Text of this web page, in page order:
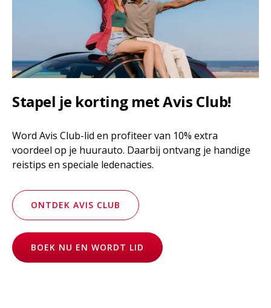
Stapel je korting met Avis Club!
Word Avis Club-lid en profiteer van 10% extra
voordeel op je huurauto. Daarbij ontvang je handige
reistips en speciale ledenacties.
ONTDEK AVIS CLUB
BOEK NU EN WORDT LID